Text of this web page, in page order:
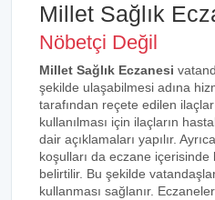
Millet Sağlık
Nöbetçi Değil
Millet Sağlık Eczanesi
şekilde ulaşabilmesi adına
tarafından reçete edilen
kullanılması için ilaçların
dair açıklamaları yapılır.
koşulları da eczane içerisinde
belirtilir. Bu şekilde
kullanması sağlanır.